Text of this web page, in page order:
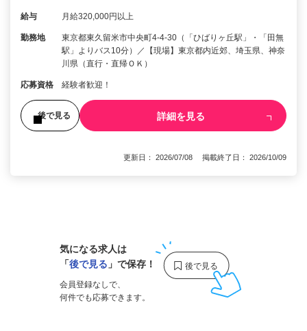
給与 月給320,000円以上
勤務地
東京都東久留米市中央町4-4-30（「ひばりヶ丘駅」・「田無
駅」よりバス10分）／【現場】東京都内近郊、埼玉県、神奈
川県（直行・直帰ＯＫ）
応募資格 経験者歓迎！
後で見る 詳細を見る
更新日： 2026/07/08 掲載終了日： 2026/10/09
気になる求人は
「後で見る 」で保存！
会員登録なしで、
何件でも応募できます。